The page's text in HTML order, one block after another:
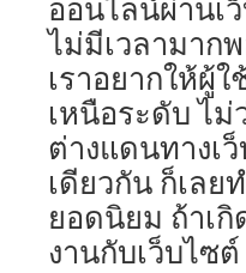
ออนไลน์ผ่านเ
ไม่มีเวลามาก
เราอยากให้ผู้
เหนือระดับ ไ
ต่างแดนทางเ
เดียวกัน ก็เล
ยอดนิยม ถ้าเ
งานกับเว็บไซต์